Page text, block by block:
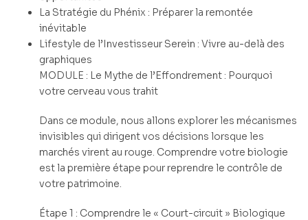
La Stratégie du Phénix : Préparer la remontée
inévitable
Lifestyle de l’Investisseur Serein : Vivre au-delà des
graphiques
MODULE : Le Mythe de l’Effondrement : Pourquoi
votre cerveau vous trahit
Dans ce module, nous allons explorer les mécanismes
invisibles qui dirigent vos décisions lorsque les
marchés virent au rouge. Comprendre votre biologie
est la première étape pour reprendre le contrôle de
votre patrimoine.
Étape 1 : Comprendre le « Court-circuit » Biologique